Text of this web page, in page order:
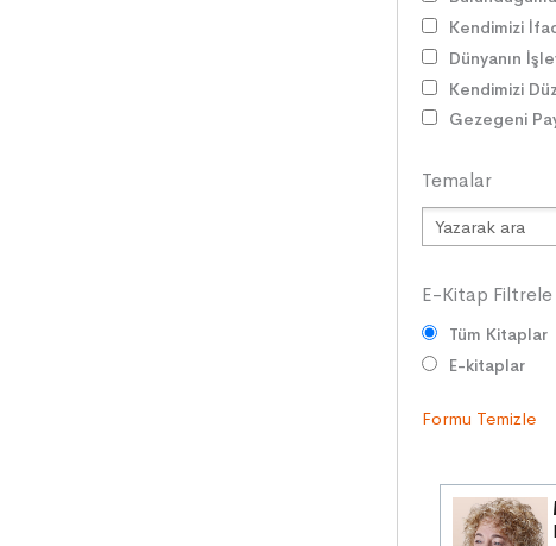
İLETİŞİM
SÖZ VARLIĞI
HAK ve
ATATÜRK
DOĞA ve
HAKLAR
DEMOKRASİ
BİLİM ve
KÜLTÜRLER
DİLİMİZİN
KİŞİSEL
GELENEKLER
ERDEMLER
Kendimizi
Dünyanın
Kendimizi
Gezegeni
Temalar
E-Kitap Filtrele
Tüm Kitaplar
E-kitaplar
Formu Temizle